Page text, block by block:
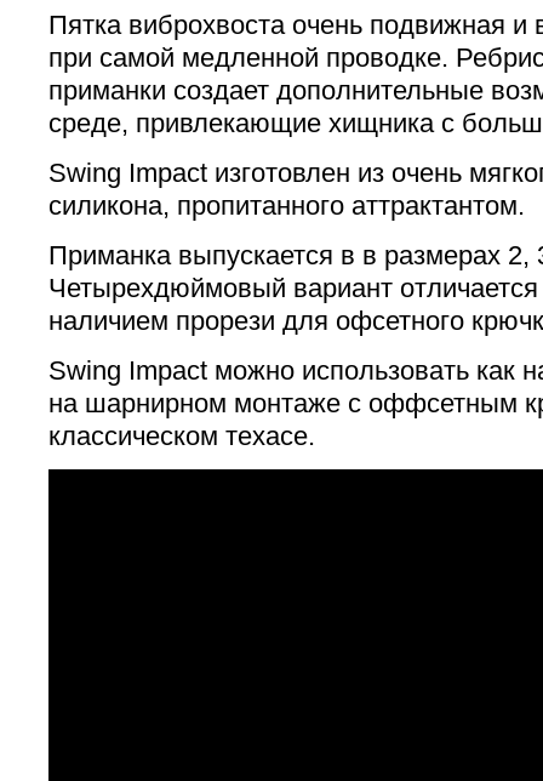
Пятка виброхвоста очень подвижная и
при самой медленной проводке.
приманки создает дополнительные
среде, привлекающие хищника с
Swing Impact изготовлен из очень
силикона, пропитанного аттрактантом.
Приманка выпускается в в размерах
Четырехдюймовый вариант
наличием прорези для офсетного
Swing Impact можно использовать как
на шарнирном монтаже с оффсетным
классическом техасе.